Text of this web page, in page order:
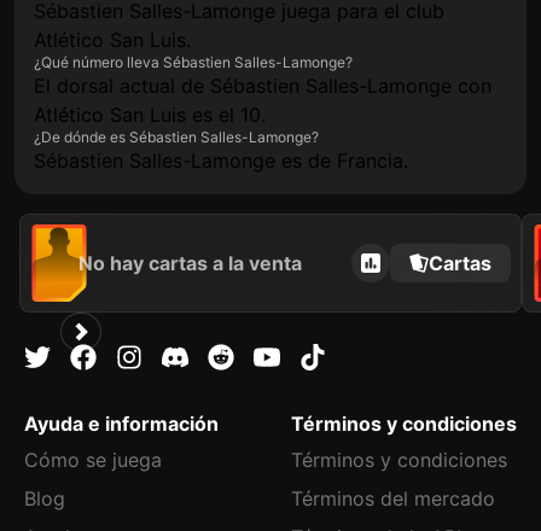
Sébastien Salles-Lamonge juega para el club
Atlético San Luis.
¿Qué número lleva Sébastien Salles-Lamonge?
El dorsal actual de Sébastien Salles-Lamonge con
Atlético San Luis es el 10.
¿De dónde es Sébastien Salles-Lamonge?
Sébastien Salles-Lamonge es de Francia.
No hay cartas a la venta Cartas
Ayuda e información
Cómo se juega
Blog
Términos y condiciones
Términos y condiciones
Términos del mercado